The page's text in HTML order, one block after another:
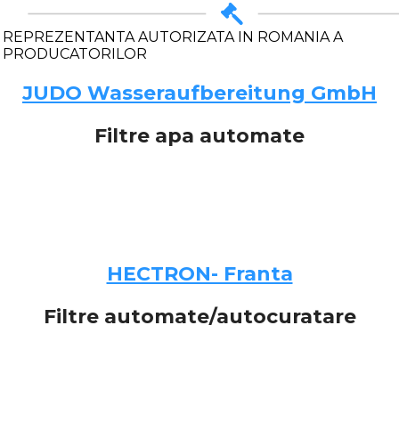
REPREZENTANTA AUTORIZATA IN ROMANIA A
PRODUCATORILOR
JUDO Wasseraufbereitung GmbH
Filtre apa automate
HECTRON- Franta
Filtre automate/autocuratare